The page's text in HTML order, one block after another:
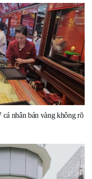
nhân bán vàng không rõ